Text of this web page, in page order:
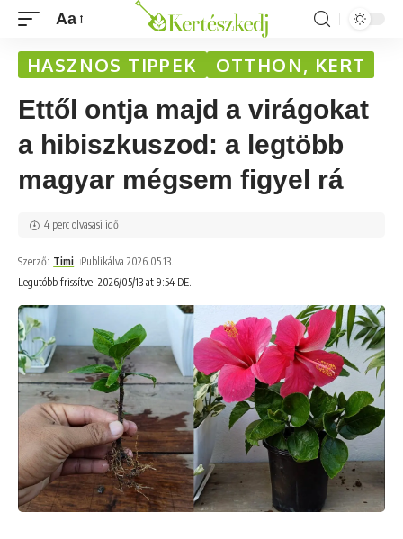
Aa
HASZNOS TIPPEK OTTHON, KERT
Ettől ontja majd a virágokat
a hibiszkuszod: a legtöbb
magyar mégsem figyel rá
Legutóbb frissítve: 2026/05/13 at 9:54 DE.
Szerző: Timi Publikálva 2026.05.13.
4 perc olvasási idő